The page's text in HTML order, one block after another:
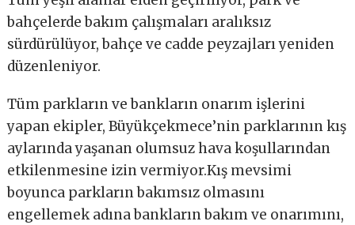
bahçelerde bakım çalışmaları aralıksız
sürdürülüyor, bahçe ve cadde peyzajları yeniden
düzenleniyor.
Tüm parkların ve bankların onarım işlerini
yapan ekipler, Büyükçekmece’nin parklarının kış
aylarında yaşanan olumsuz hava koşullarından
etkilenmesine izin vermiyor.Kış mevsimi
boyunca parkların bakımsız olmasını
engellemek adına bankların bakım ve onarımını,